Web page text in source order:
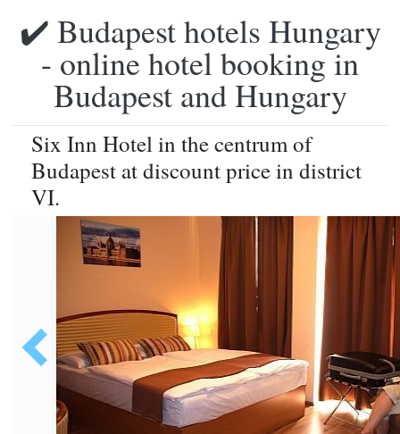
✔️ Budapest hotels Hungary
- online hotel booking in
Budapest and Hungary
Six Inn Hotel in the centrum of
Budapest at discount price in district
VI.